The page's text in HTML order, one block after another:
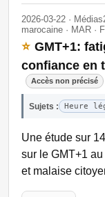
2026-03-22 ·
marocaine · MAR ·
⭐ GMT+1:
confiance en
Accès non précisé
Sujets : Heure
Une étude sur
sur le GMT+1
et malaise